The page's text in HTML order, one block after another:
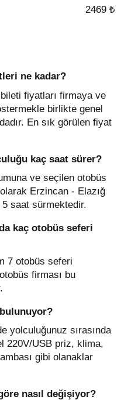
2469 ₺
ne kadar?
fiyatları firmaya ve
birlikte genel
En sık görülen fiyat
kaç saat sürer?
ve seçilen otobüs
olarak Erzincan - Elazığ
saat sürmektedir.
kaç otobüs seferi
7 otobüs seferi
firması bu
yolculuğunuz sırasında
220V/USB priz, klima,
gibi olanaklar
nasıl değişiyor?